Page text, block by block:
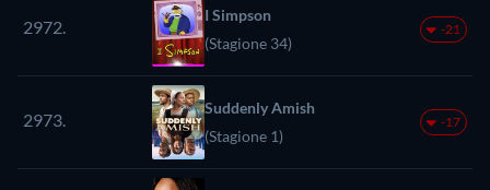
2972.
I Simpson
(Stagione 34)
-21
2973.
Suddenly Amish
(Stagione 1)
-17